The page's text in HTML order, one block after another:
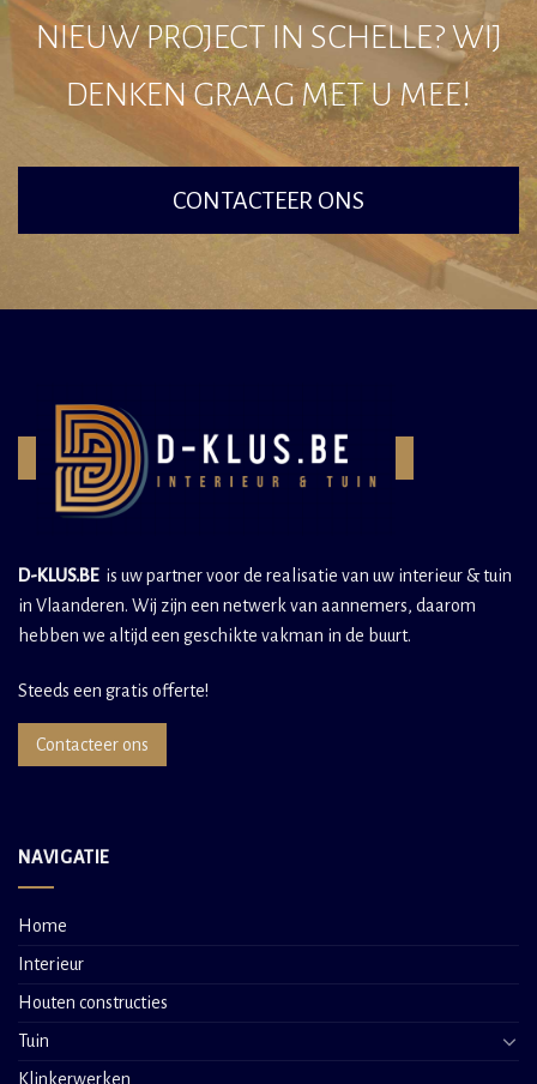
NIEUW PROJECT IN SCHELLE? WIJ
DENKEN GRAAG MET U MEE!
CONTACTEER ONS
D-KLUS.BEis uw partner voor de realisatie van uw interieur & tuin
in Vlaanderen. Wij zijn een netwerk van aannemers, daarom
hebben we altijd een geschikte vakman in de buurt.
Steeds een gratis offerte!
Contacteer ons
NAVIGATIE
Home
Interieur
Houten constructies
Tuin
Klinkerwerken